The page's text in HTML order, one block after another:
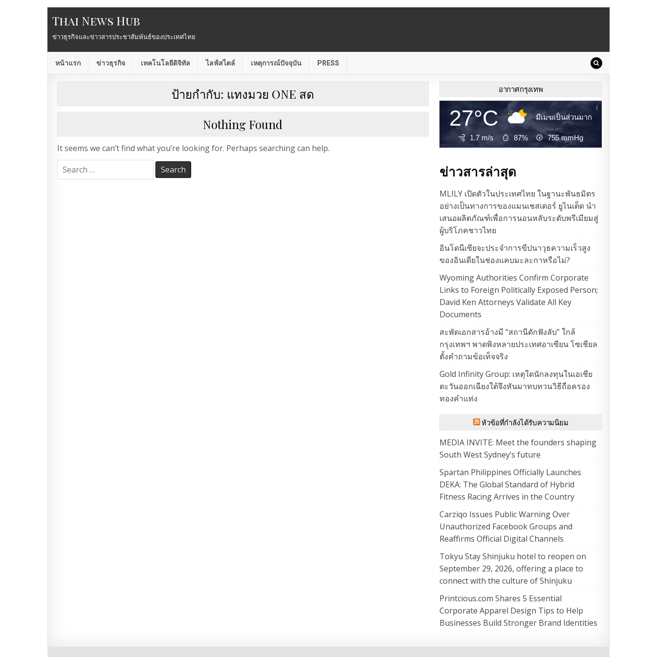
Thai News Hub
ข่าวธุรกิจและข่าวสารประชาสัมพันธ์ของประเทศไทย
หน้าแรก ข่าวธุรกิจ เทคโนโลยีดิจิทัล ไลฟ์สไตล์ เหตุการณ์ปัจจุบัน PRESS
ป้ายกำกับ: แทงมวย ONE สด
Nothing Found
It seems we can’t find what you’re looking for. Perhaps searching can help.
Search
for:
อากาศกรุงเทพ
27°C มีเมฆเป็นส่วนมาก
1.7 m/s 87% 755mmHg
ข่าวสารล่าสุด
MLILY เปิดตัวในประเทศไทย ในฐานะพันธมิตร
อย่างเป็นทางการของแมนเชสเตอร์ ยูไนเต็ด นำ
เสนอผลิตภัณฑ์เพื่อการนอนหลับระดับพรีเมียมสู่
ผู้บริโภคชาวไทย
อินโดนีเซียจะประจำการขีปนาวุธความเร็วสูง
ของอินเดียในช่องแคบมะละกาหรือไม่?
Wyoming Authorities Confirm Corporate
Links to Foreign Politically Exposed Person;
David Ken Attorneys Validate All Key
Documents
สะพัดเอกสารอ้างมี “สถานีดักฟังลับ” ใกล้
กรุงเทพฯ พาดพิงหลายประเทศอาเซียน โซเชียล
ตั้งคำถามข้อเท็จจริง
Gold Infinity Group: เหตุใดนักลงทุนในเอเชีย
ตะวันออกเฉียงใต้จึงหันมาทบทวนวิธีถือครอง
ทองคำแท่ง
หัวข้อที่กำลังได้รับความนิยม
MEDIA INVITE: Meet the founders shaping
South West Sydney’s future
Spartan Philippines Officially Launches
DEKA: The Global Standard of Hybrid
Fitness Racing Arrives in the Country
Carziqo Issues Public Warning Over
Unauthorized Facebook Groups and
Reaffirms Official Digital Channels
Tokyu Stay Shinjuku hotel to reopen on
September 29, 2026, offering a place to
connect with the culture of Shinjuku
Printcious.com Shares 5 Essential
Corporate Apparel Design Tips to Help
Businesses Build Stronger Brand Identities